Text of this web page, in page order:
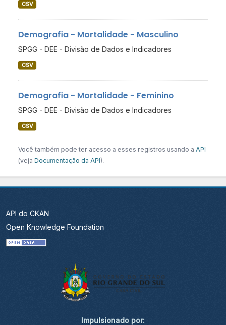
CSV
Demografia - Mortalidade - Masculino
SPGG - DEE - Divisão de Dados e Indicadores
CSV
Demografia - Mortalidade - Feminino
SPGG - DEE - Divisão de Dados e Indicadores
CSV
Você também pode ter acesso a esses registros usando a API
(veja Documentação da API).
API do CKAN
Open Knowledge Foundation
Impulsionado por: